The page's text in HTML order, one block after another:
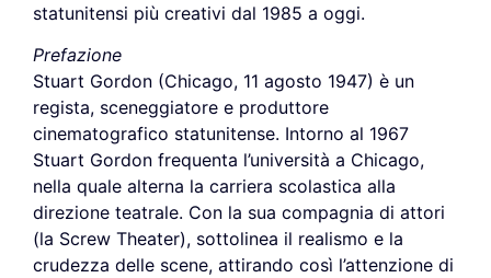
statunitensi più creativi dal 1985 a oggi.
Prefazione
Stuart Gordon (Chicago, 11 agosto 1947) è un
regista, sceneggiatore e produttore
cinematografico statunitense. Intorno al 1967
Stuart Gordon frequenta l’università a Chicago,
nella quale alterna la carriera scolastica alla
direzione teatrale. Con la sua compagnia di attori
(la Screw Theater), sottolinea il realismo e la
crudezza delle scene, attirando così l’attenzione di